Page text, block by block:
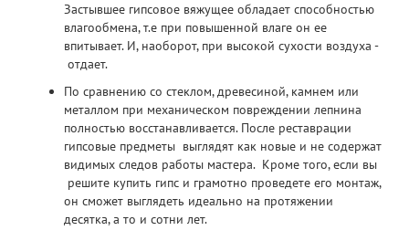
Застывшее гипсовое вяжущее обладает способностью
влагообмена, т.е при повышенной влаге он ее
впитывает. И, наоборот, при высокой сухости воздуха -
отдает.
По сравнению со стеклом, древесиной, камнем или
металлом при механическом повреждении лепнина
полностью восстанавливается. После реставрации
гипсовые предметы выглядят как новые и не содержат
видимых следов работы мастера. Кроме того, если вы
решите купить гипс и грамотно проведете его монтаж,
он сможет выглядеть идеально на протяжении
десятка, а то и сотни лет.